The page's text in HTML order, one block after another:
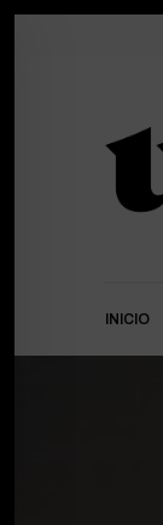
INICIO